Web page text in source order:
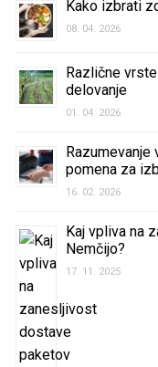
Kako izbrati
08. 04. 2026
Različne
delovanje
01. 04. 2026
pomena za
16. 02. 2026
Kaj vpliva na
Nemčijo?
17. 11. 2025